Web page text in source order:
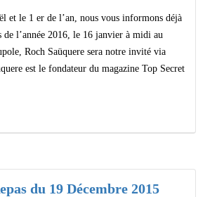
et le 1 er de l’an, nous vous informons déjà
de l’année 2016, le 16 janvier à midi au
Roch Saüquere sera notre invité via
est le fondateur du magazine Top Secret
du 19 Décembre 2015